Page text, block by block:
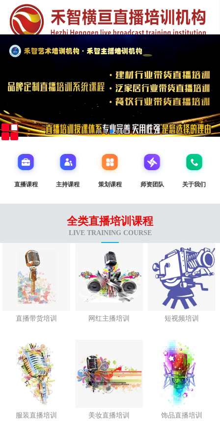
直播课程 主持课程 策划课程 师资团队 关于我们
全类直播培训课程
LIVE TRAINING COURSE
直播带货培训 网红主播培训 短视频培训
服装直播培训 美妆直播培训 饰品直播培训